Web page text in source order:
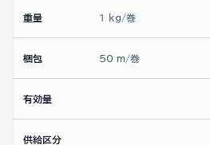
重量 1 kg/巻
梱包 50 m/巻
有効量
供給区分